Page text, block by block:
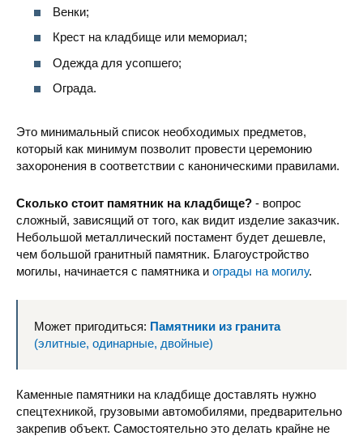
Венки;
Крест на кладбище или мемориал;
Одежда для усопшего;
Ограда.
Это минимальный список необходимых предметов,
который как минимум позволит провести церемонию
захоронения в соответствии с каноническими правилами.
Сколько стоит памятник на кладбище? - вопрос
сложный, зависящий от того, как видит изделие заказчик.
Небольшой металлический постамент будет дешевле,
чем большой гранитный памятник. Благоустройство
могилы, начинается с памятника и ограды на могилу.
Может пригодиться: Памятники из гранита
(элитные, одинарные, двойные)
Каменные памятники на кладбище доставлять нужно
спецтехникой, грузовыми автомобилями, предварительно
закрепив объект. Самостоятельно это делать крайне не